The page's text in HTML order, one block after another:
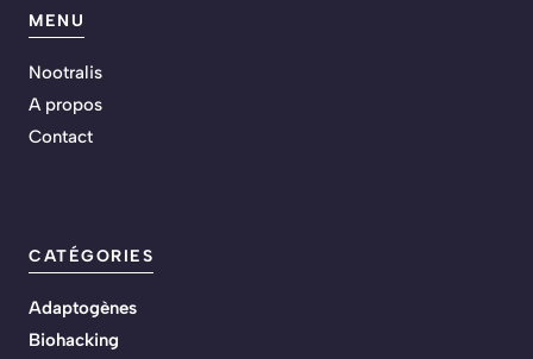
MENU
Nootralis
A propos
Contact
CATÉGORIES
Adaptogènes
Biohacking